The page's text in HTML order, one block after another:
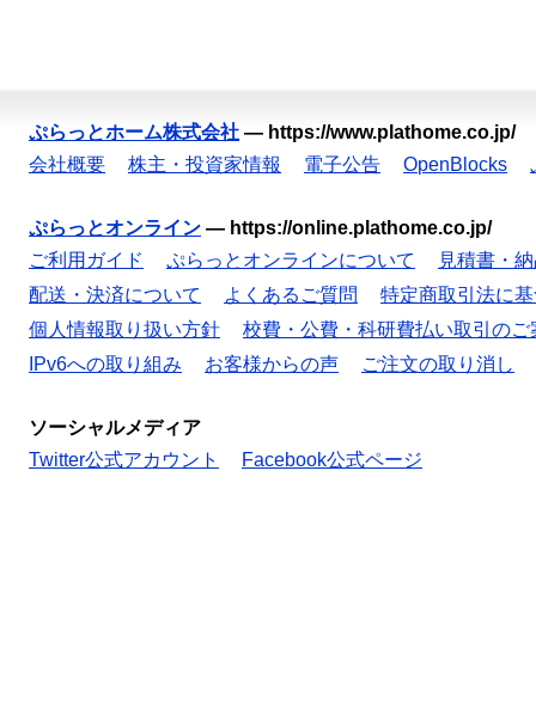
ぷらっとホーム株式会社 — https://www.plathome.co.jp/
会社概要
株主・投資家情報 電子公告 OpenBlocks
ぷらっとオンライン — https://online.plathome.co.jp/
ご利用ガイド
ぷらっとオンラインについて
見積書・
配送・決済について
よくあるご質問
特定商取引法に
個人情報取り扱い方針
校費・公費・科研費払い取引のご
IPv6への取り組み
お客様からの声 ご注文の取り消し
ソーシャルメディア
Twitter公式アカウント
Facebook公式ページ